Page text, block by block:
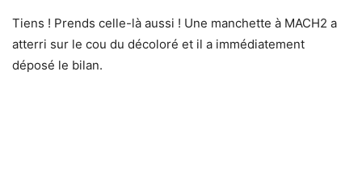
Tiens ! Prends celle-là aussi ! Une manchette à MACH2 a
atterri sur le cou du décoloré et il a immédiatement
déposé le bilan.